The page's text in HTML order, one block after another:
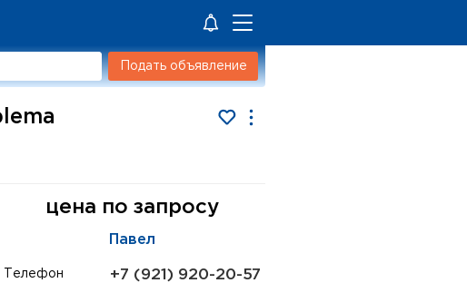
Подать объявление
цена по запросу
Павел
Телефон +7 (921) 920-20-57